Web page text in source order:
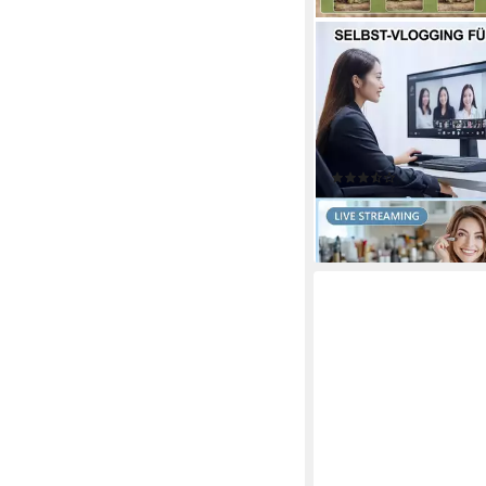
PDGRID
5K 64MP Autofokus
Kompaktkamera
Vollformat-
64 MP Auflösung Foto
(7)
83,99 €
lieferbar - in 4-5